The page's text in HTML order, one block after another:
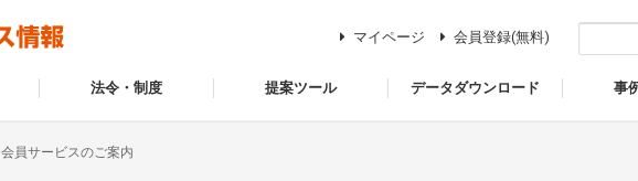
法令・制度 提案ツール データダウンロード 事
マイページ 会員登録(無料)
会員サービスのご案内